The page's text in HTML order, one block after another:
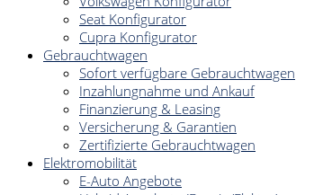
Seat Konfigurator
Cupra Konfigurator
Gebrauchtwagen
Sofort verfügbare Gebrauchtwagen
Inzahlungnahme und Ankauf
Finanzierung & Leasing
Versicherung & Garantien
Zertifizierte Gebrauchtwagen
Elektromobilität
E-Auto Angebote